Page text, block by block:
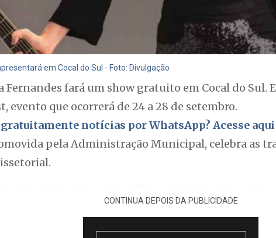
em Cocal do Sul - Foto: Divulgação
Fernandes fará um show gratuito em Cocal do Sul.
evento que ocorrerá de 24 a 28 de setembro.
gratuitamente notícias por WhatsApp? Acesse aqui
pela Administração Municipal, celebra as
CONTINUA DEPOIS DA PUBLICIDADE